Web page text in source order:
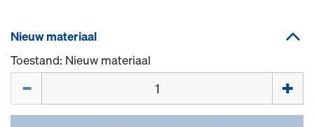
Nieuw materiaal
Toestand: Nieuw materiaal